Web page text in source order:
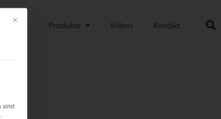
Produkte Videos Kontakt
Mit diesem Button wird der Dialog geschlossen. Seine Funktionalität ist
sind